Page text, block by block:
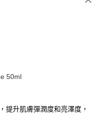
50ml
提升肌膚彈潤度和亮澤度，